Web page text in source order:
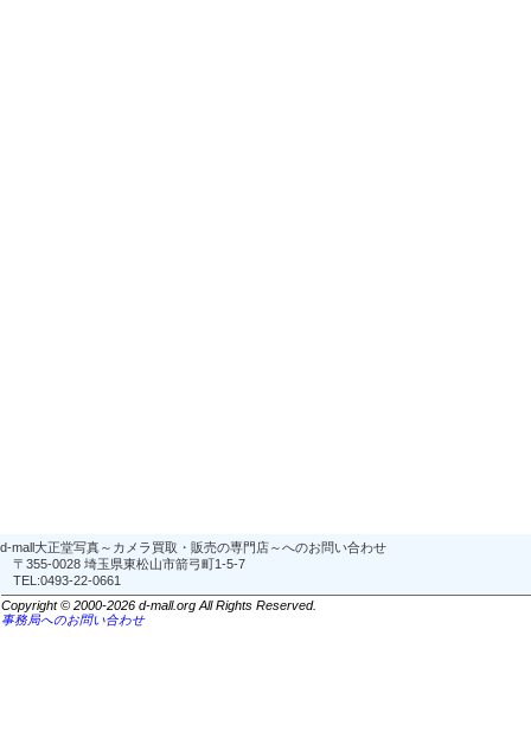
d-mall大正堂写真～カメラ買取・販売の専門店～へのお問い合わせ
〒355-0028 埼玉県東松山市箭弓町1-5-7
TEL:0493-22-0661
Copyright © 2000-2026 d-mall.org All Rights Reserved.
事務局へのお問い合わせ